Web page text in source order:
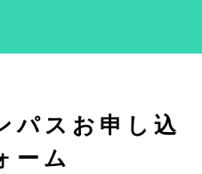
パスお申し込
ーム